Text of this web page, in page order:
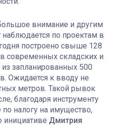
внимание и другим
по проектам в
построено свыше 128
современных складских и
запланированных 500
Ожидается к вводу не
метров. Такой рывок
благодаря инструменту
по налогу на имущество,
инициативе Дмитрия